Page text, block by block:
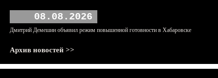
08.08.2026
Дмитрий Демешин объявил режим повышенной готовности в Хабаровске
Архив новостей >>